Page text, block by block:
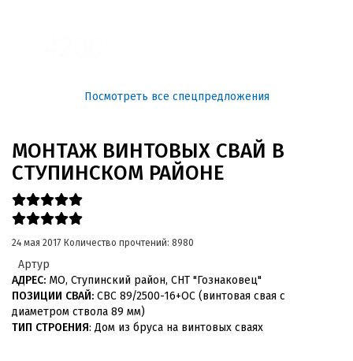
Посмотреть все спецпредложения
МОНТАЖ ВИНТОВЫХ СВАЙ В
СТУПИНСКОМ РАЙОНЕ
24 мая 2017 Количество прочтений: 8980
Артур
АДРЕС: МО, Ступинский район, СНТ "Гознаковец"
ПОЗИЦИИ СВАЙ: СВС 89/2500-16+ОС (винтовая свая с
диаметром ствола 89 мм)
ТИП СТРОЕНИЯ: Дом из бруса на винтовых сваях